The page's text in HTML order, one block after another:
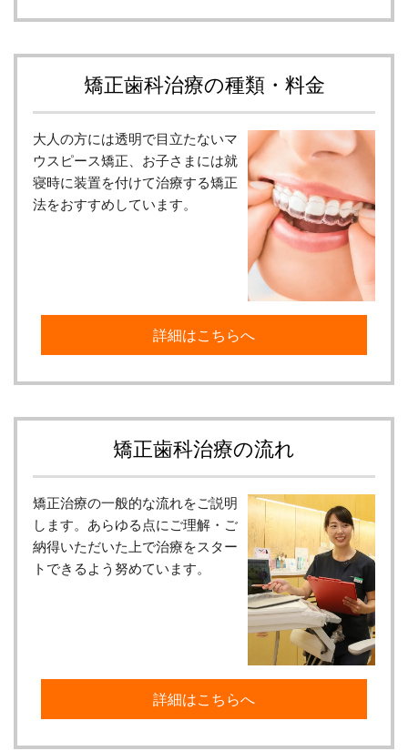
矯正歯科治療の種類・料金
大人の方には透明で目立たないマ
ウスピース矯正、お子さまには就
寝時に装置を付けて治療する矯正
法をおすすめしています。
詳細はこちらへ
矯正歯科治療の流れ
矯正治療の一般的な流れをご説明
します。あらゆる点にご理解・ご
納得いただいた上で治療をスター
トできるよう努めています。
詳細はこちらへ